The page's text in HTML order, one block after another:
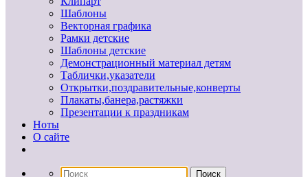
Шаблоны
Векторная графика
Рамки детские
Шаблоны детские
Демонстрационный материал детям
Таблички,указатели
Открытки,поздравительные,конверты
Плакаты,банера,растяжки
Презентации к праздникам
Ноты
О сайте